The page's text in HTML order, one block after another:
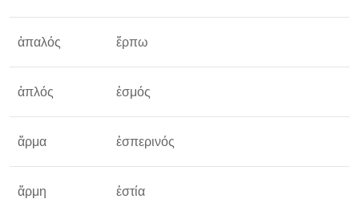
ἁπαλός ἕρπω
ἁπλός ἑσμός
ἅρμα ἑσπερινός
ἅρμη ἑστία